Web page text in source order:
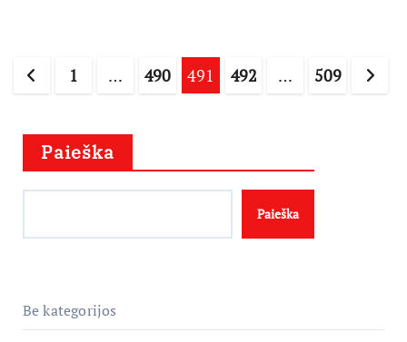
Įrašų
1 … 490 491 492 … 509
Paieška
Paieška
Be kategorijos